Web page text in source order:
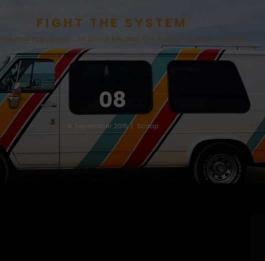
FIGHT THE SYSTEM
And Happiness… All About Me And The Kustom Kulture Lifestyle
08
8. September 2015 Scoop